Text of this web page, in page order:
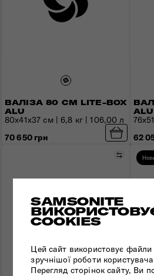
SAMSONITE
COOKIES
Цей сайт використовує
зручнішої роботи
Перегляд сторінок сайту, Ви
ВАЛІЗА 80 СМ LITE-BOX
ALU
80x41x37 см | 6,8 кг | 106,00 л
70 650 грн
ALU
62